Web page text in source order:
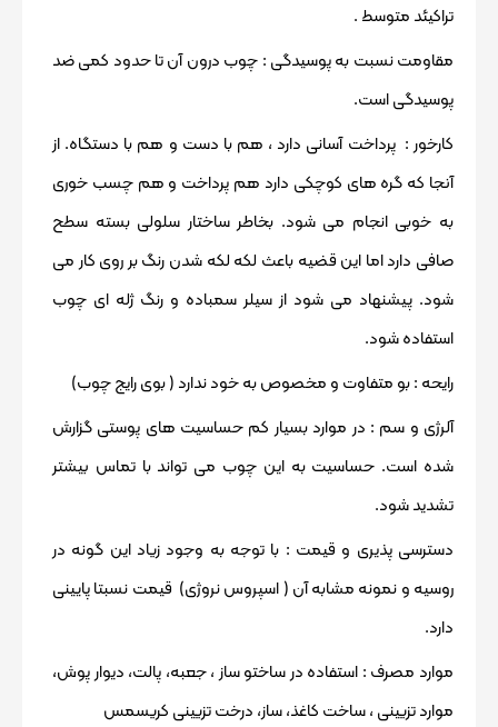
تراکیئد متوسط .
مقاومت نسبت به پوسیدگی :چوب درون آن تا حدود کمی ضد
پوسیدگی است.
کارخور : پرداخت آسانی دارد ، هم با دست و هم با دستگاه. از
آنجا که گره های کوچکی دارد هم پرداخت و هم چسب خوری
به خوبی انجام می شود. بخاطر ساختار سلولی بسته سطح
صافی دارد اما این قضیه باعث لکه لکه شدن رنگ بر روی کار می
شود. پیشنهاد می شود از سیلر سمباده و رنگ ژله ای چوب
استفاده شود.
رایحه: بو متفاوت و مخصوص به خود ندارد ( بوی رایج چوب)
آلرژی و سم : در موارد بسیار کم حساسیت های پوستی گزارش
شده است. حساسیت به این چوب می تواند با تماس بیشتر
تشدید شود.
دسترسی پذیری و قیمت : با توجه به وجود زیاد این گونه در
روسیه و نمونه مشابه آن ( اسپروس نروژی) قیمت نسبتا پایینی
دارد.
موارد مصرف :استفاده در ساختو ساز ، جعبه، پالت، دیوار پوش،
موارد تزیینی ، ساخت کاغذ، ساز، درخت تزیینی کریسمس